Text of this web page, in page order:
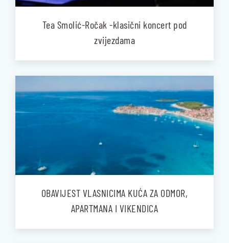
Tea Smolić-Ročak -klasični koncert pod
zvijezdama
OBAVIJEST VLASNICIMA KUĆA ZA ODMOR,
APARTMANA I VIKENDICA